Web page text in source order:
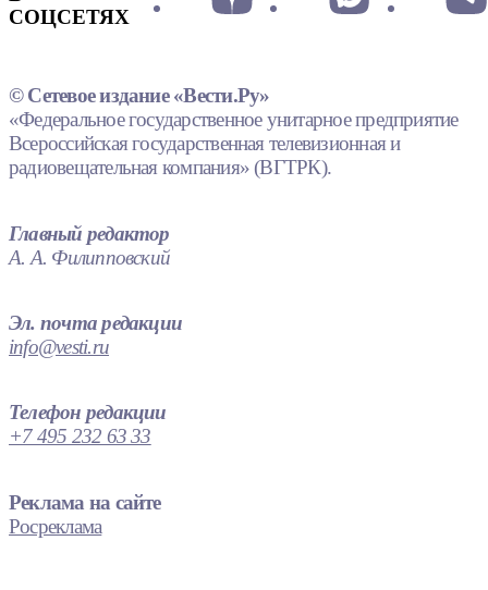
СОЦСЕТЯХ
© Сетевое издание «Вести.Ру»
«Федеральное государственное унитарное предприятие
Всероссийская государственная телевизионная и
радиовещательная компания» (ВГТРК).
Главный редактор
А. А. Филипповский
Эл. почта редакции
info@vesti.ru
Телефон редакции
+7 495 232 63 33
Реклама на сайте
Росреклама